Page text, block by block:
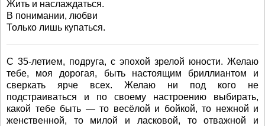
Жить и наслаждаться.
В понимании, любви
Только лишь купаться.
С 35-летием, подруга, с эпохой зрелой юности. Желаю
тебе, моя дорогая, быть настоящим бриллиантом и
сверкать ярче всех. Желаю ни под кого не
подстраиваться и по своему настроению выбирать,
какой тебе быть — то весёлой и бойкой, то нежной и
женственной, то милой и ласковой, то отважной и